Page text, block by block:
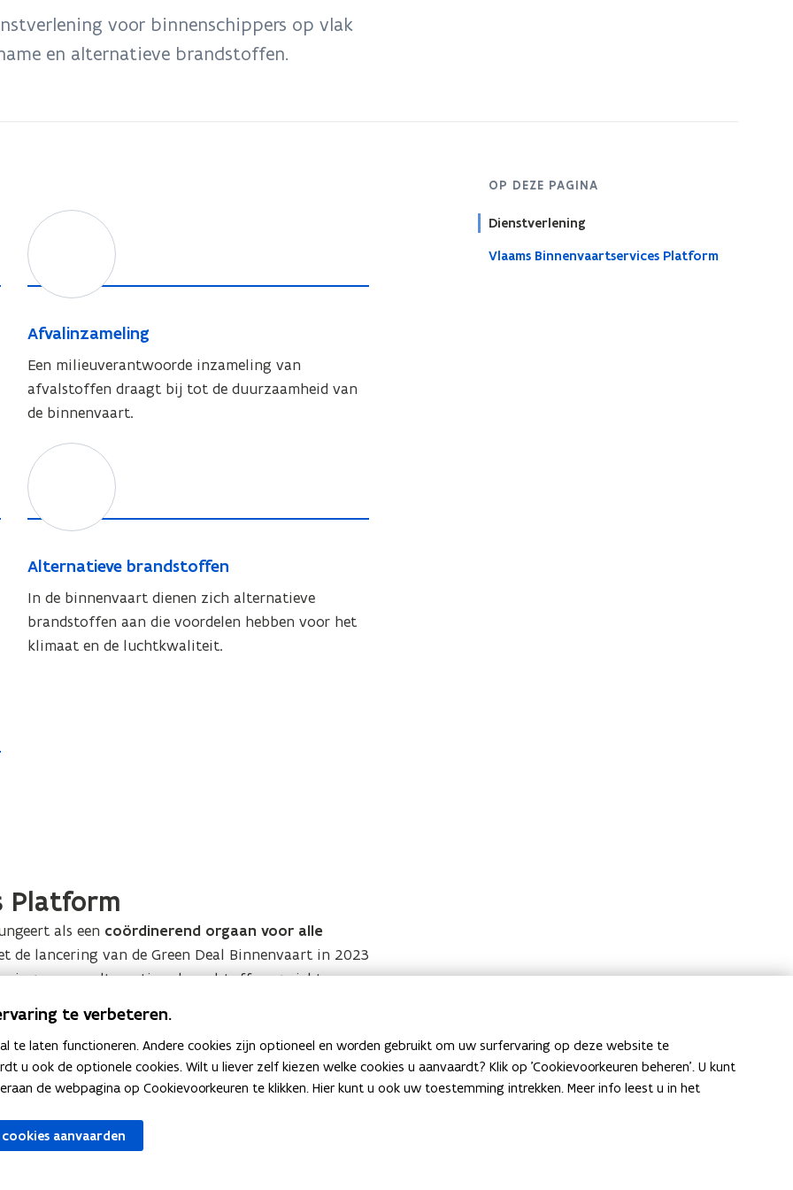
voor binnenschippers op vlak
en alternatieve brandstoffen.
OP DEZE PAGINA
Dienstverlening
Vlaams Binnenvaartservices Platform
f
v
a
i
n
z
a
l
i
Afvalinzameling
A
v
a
l
n
z
a
m
l
i
n
g
Een milieuverantwoorde inzameling van
afvalstoffen draagt bij tot de duurzaamheid van
de binnenvaart.
l
t
e
n
a
t
i
o
f
f
e
Alternatieve brandstoffen
A
t
e
r
d
s
t
o
f
n
In de binnenvaart dienen zich alternatieve
brandstoffen aan die voordelen hebben voor het
klimaat en de luchtkwaliteit.
Platform
als een coördinerend orgaan voor alle
de lancering van de Green Deal Binnenvaart in 2023
voor alternatieve brandstoffen, gericht op
te verbeteren.
te laten functioneren. Andere cookies zijn optioneel en worden gebruikt om uw surfervaring op deze website te
u ook de optionele cookies. Wilt u liever zelf kiezen welke cookies u aanvaardt? Klik op 'Cookievoorkeuren beheren'. U kunt
de webpagina op Cookievoorkeuren te klikken. Hier kunt u ook uw toestemming intrekken. Meer info leest u in het
aanvaarden